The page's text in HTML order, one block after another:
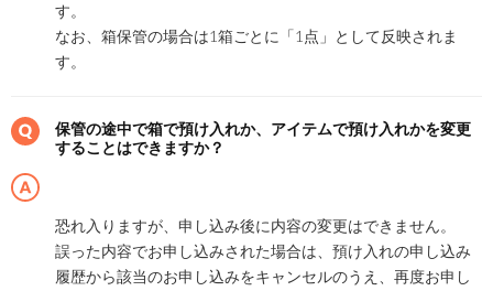
す。
なお、箱保管の場合は1箱ごとに「1点」として反映されま
す。
保管の途中で箱で預け入れか、アイテムで預け入れかを変更
することはできますか？
恐れ入りますが、申し込み後に内容の変更はできません。
誤った内容でお申し込みされた場合は、預け入れの申し込み
履歴から該当のお申し込みをキャンセルのうえ、再度お申し